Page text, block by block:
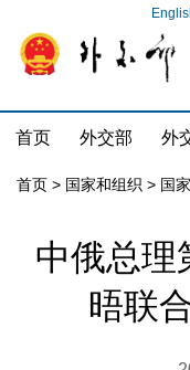
首页 外交部 外
首页 > 国家和组织 > 国
中俄总理
晤联